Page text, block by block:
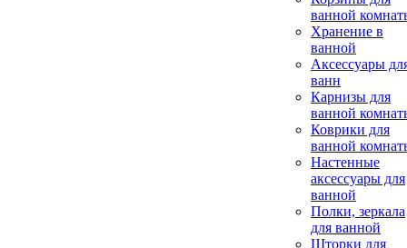
ванной
Хранение в
ванной
Аксессуары
ванн
Карнизы для
ванной
Коврики для
ванной
Настенные
аксессуары для
ванной
Полки, зеркала
для ванной
Шторки для